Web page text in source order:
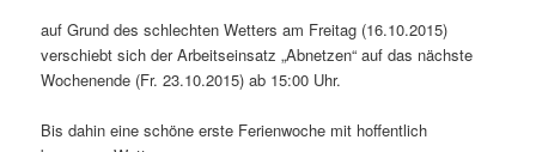
auf Grund des schlechten Wetters am Freitag (16.10.2015)
verschiebt sich der Arbeitseinsatz „Abnetzen“ auf das nächste
Wochenende (Fr. 23.10.2015) ab 15:00 Uhr.
Bis dahin eine schöne erste Ferienwoche mit hoffentlich